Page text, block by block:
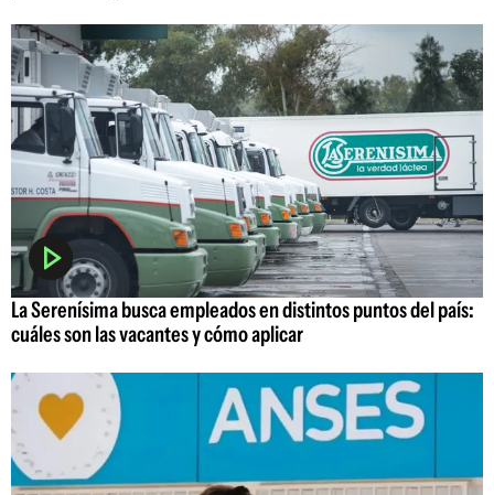
La Serenísima busca empleados en distintos puntos del país:
cuáles son las vacantes y cómo aplicar